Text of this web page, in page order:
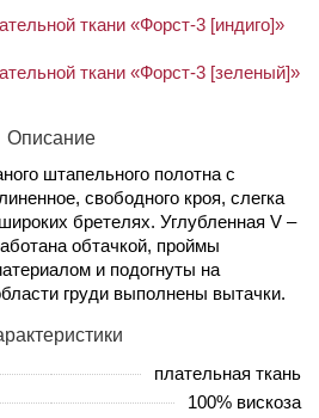
ткани «Форст-3 [индиго]»
ткани «Форст-3 [зеленый]»
Описание
штапельного полотна с
свободного кроя, слегка
бретелях. Углубленная V –
обтачкой, проймы
и подогнуты на
груди выполнены вытачки.
плательная ткань
100% вискоза